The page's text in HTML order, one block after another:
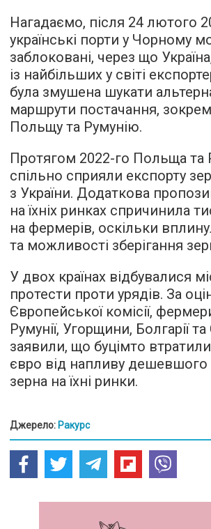
Нагадаємо, після 24 лютого
українські порти у Чорному
заблоковані, через що
із найбільших у світі
була змушена шукати
маршрути постачання,
Польщу та Румунію.
Протягом 2022-го Польща та
спільно сприяли експорту
з України. Додаткова
на їхніх ринках спричинила
на фермерів, оскільки
та можливості зберігання
У двох країнах відбувалися
протести проти урядів. За
Європейської комісії,
Румунії, Угорщини, Болгарії
заявили, що буцімто
євро від напливу дешевшого
зерна на їхні ринки.
Джерело: Ракурс